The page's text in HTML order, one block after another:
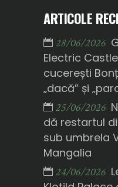
ARTICOLE
28/06/2026
Electric
cucerești
„dacă” și
25/06/2026
dă restartul
sub umbrela
Mangalia
24/06/2026